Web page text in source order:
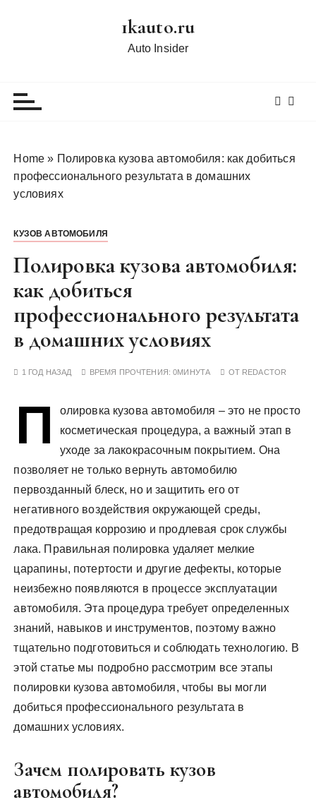
1kauto.ru
Auto Insider
Home » Полировка кузова автомобиля: как добиться
профессионального результата в домашних
условиях
КУЗОВ АВТОМОБИЛЯ
Полировка кузова автомобиля:
как добиться
профессионального результата
в домашних условиях
1 ГОД НАЗАД ВРЕМЯ ПРОЧТЕНИЯ:0МИНУТА ОТ REDACTOR
П
олировка кузова автомобиля – это не просто
косметическая процедура, а важный этап в
уходе за лакокрасочным покрытием. Она
позволяет не только вернуть автомобилю
первозданный блеск, но и защитить его от
негативного воздействия окружающей среды,
предотвращая коррозию и продлевая срок службы
лака. Правильная полировка удаляет мелкие
царапины, потертости и другие дефекты, которые
неизбежно появляются в процессе эксплуатации
автомобиля. Эта процедура требует определенных
знаний, навыков и инструментов, поэтому важно
тщательно подготовиться и соблюдать технологию. В
этой статье мы подробно рассмотрим все этапы
полировки кузова автомобиля, чтобы вы могли
добиться профессионального результата в
домашних условиях.
Зачем полировать кузов
автомобиля?